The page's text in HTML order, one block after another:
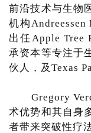
前沿技术与生物
机构
出任Apple Tree
承资本等专注于
伙人，及Texas
Gregory
术优势和其自身
者带来突破性疗法